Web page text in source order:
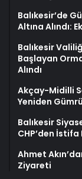
Balıkesir’de
Altına Alındı:
Balıkesir
Başlayan
Alındı
Akçay-Midilli
Yeniden
Balıkesir
CHP’den İstifa
Ahmet
Ziyareti